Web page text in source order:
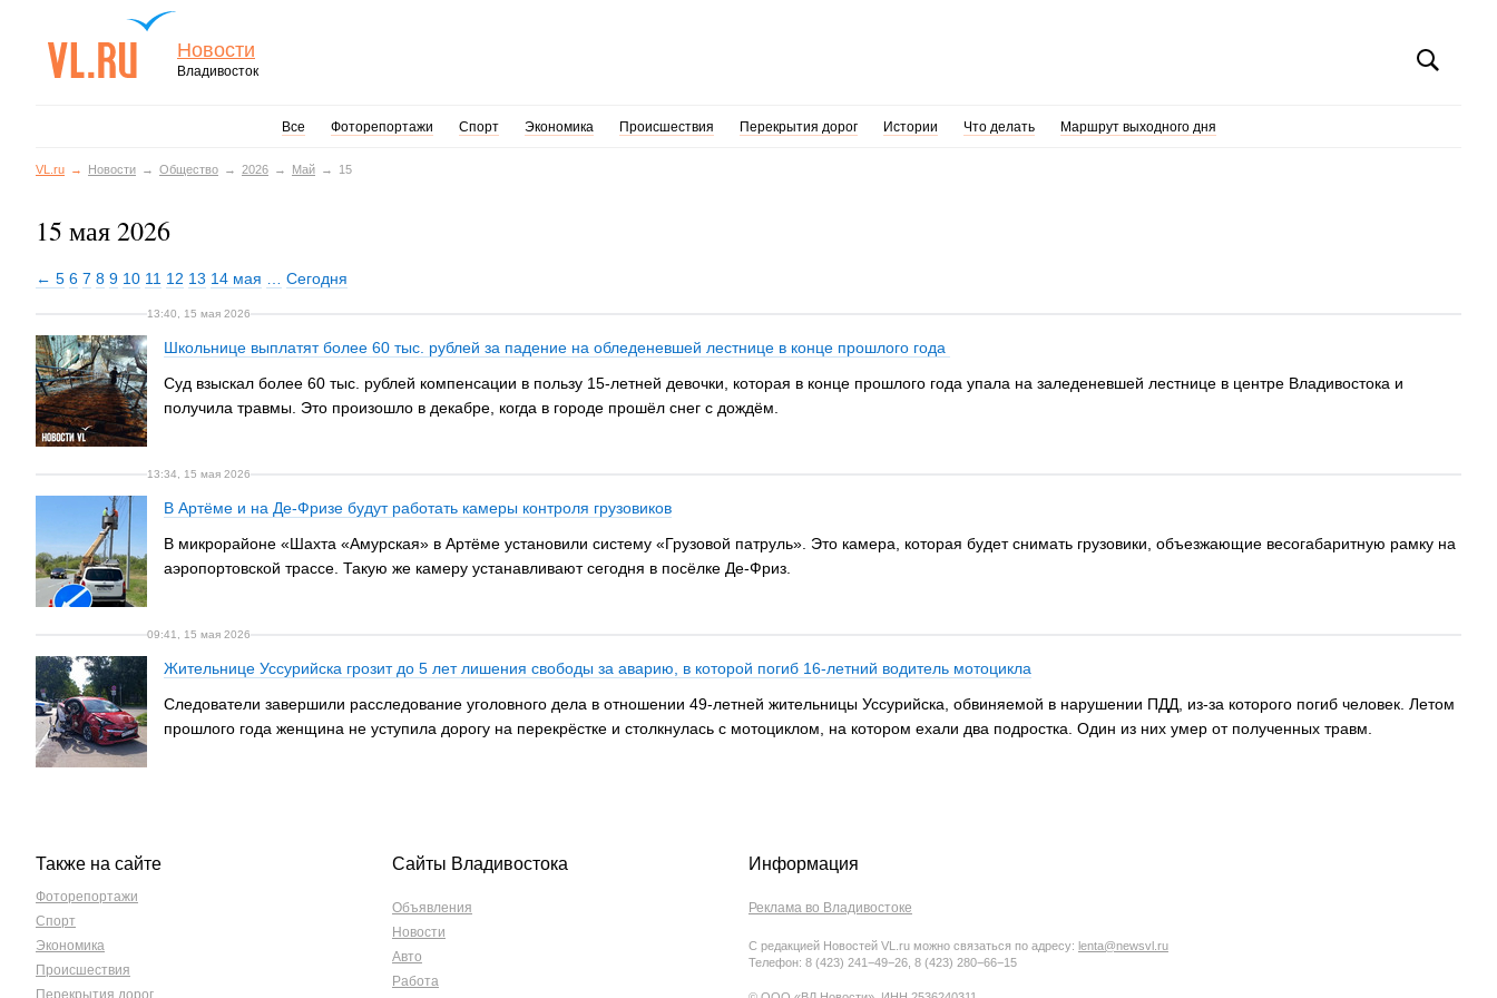
Новости
Владивосток
Все Фоторепортажи Спорт Экономика Происшествия Перекрытия дорог Истории Что делать Маршрут выходного дня
VL.ru Новости Общество 2026 Май 15
15 мая 2026
← 5 6 7 8 9 10 11 12 13 14 мая Сегодня
13:40, 15 мая 2026
Школьнице выплатят более 60 тыс. рублей за падение на обледеневшей лестнице в конце прошлого года
Суд взыскал более 60 тыс. рублей компенсации в пользу 15-летней девочки, которая в конце прошлого года упала на заледеневшей лестнице в центре Владивостока и
получила травмы. Это произошло в декабре, когда в городе прошёл снег с дождём.
13:34, 15 мая 2026
В Артёме и на Де-Фризе будут работать камеры контроля грузовиков
В микрорайоне «Шахта «Амурская» в Артёме установили систему «Грузовой патруль». Это камера, которая будет снимать грузовики, объезжающие весогабаритную рамку на
аэропортовской трассе. Такую же камеру устанавливают сегодня в посёлке Де-Фриз.
09:41, 15 мая 2026
Жительнице Уссурийска грозит до 5 лет лишения свободы за аварию, в которой погиб 16-летний водитель мотоцикла
Следователи завершили расследование уголовного дела в отношении 49-летней жительницы Уссурийска, обвиняемой в нарушении ПДД, из-за которого погиб человек. Летом
прошлого года женщина не уступила дорогу на перекрёстке и столкнулась с мотоциклом, на котором ехали два подростка. Один из них умер от полученных травм.
Также на сайте
Фоторепортажи
Спорт
Экономика
Происшествия
Перекрытия дорог
Сайты Владивостока
Объявления
Новости
Авто
Работа
Информация
Реклама во Владивостоке
С редакцией Новостей VL.ru можно связаться по адресу: lenta@newsvl.ru
Телефон: 8 (423) 241−49−26, 8 (423) 280−66−15